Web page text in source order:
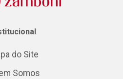
do Site
Somos